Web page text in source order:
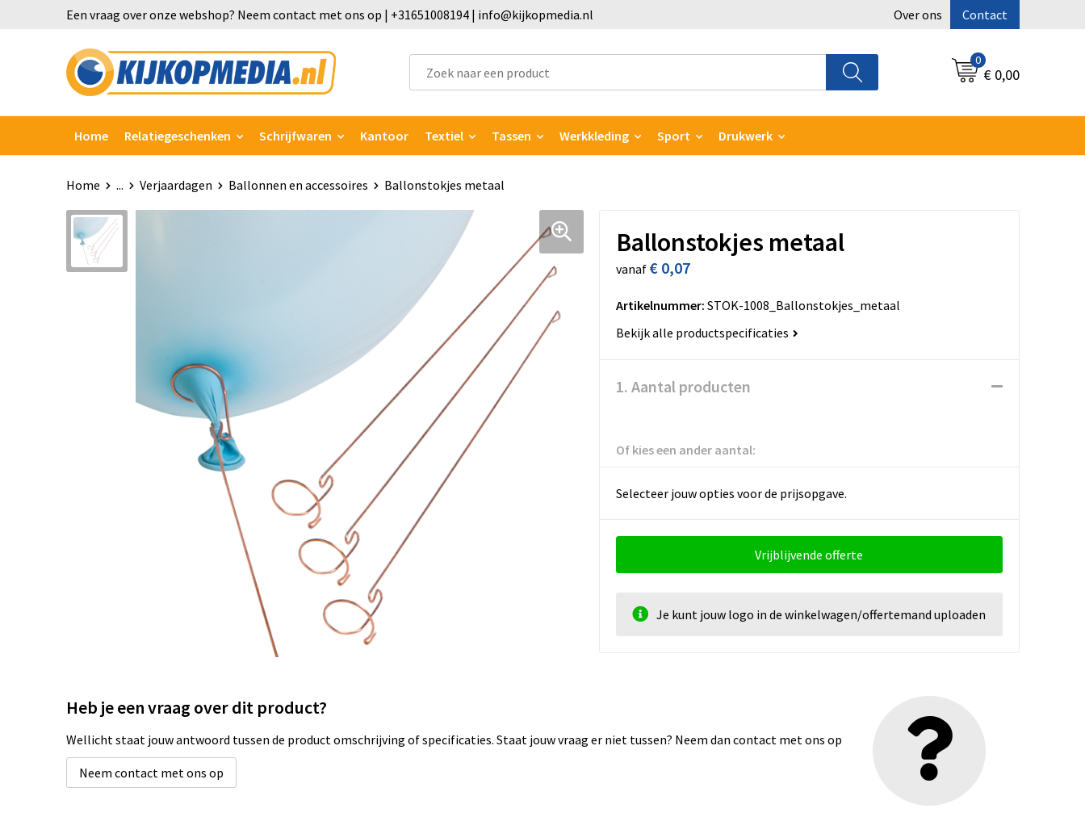
Een vraag over onze webshop? Neem contact met ons op | +31651008194 | info@kijkopmedia.nl Over ons Contact
0
€ 0,00
Home Relatiegeschenken Schrijfwaren Kantoor Textiel Tassen Werkkleding Sport Drukwerk
Home ... Verjaardagen Ballonnen en accessoires Ballonstokjes metaal
Ballonstokjes metaal
vanaf € 0,07
Artikelnummer: STOK-1008_Ballonstokjes_metaal
Bekijk alle productspecificaties
1. Aantal producten
Of kies een ander aantal:
Selecteer jouw opties voor de prijsopgave.
Vrijblijvende offerte
Je kunt jouw logo in de winkelwagen/offertemand uploaden
Heb je een vraag over dit product?
Wellicht staat jouw antwoord tussen de product omschrijving of specificaties. Staat jouw vraag er niet tussen? Neem dan contact met ons op
Neem contact met ons op